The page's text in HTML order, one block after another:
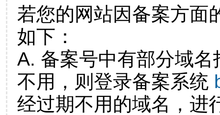
若您的网站因备案方面
如下：
A. 备案号中有部分域
不用，则登录备案系统
经过期不用的域名，进